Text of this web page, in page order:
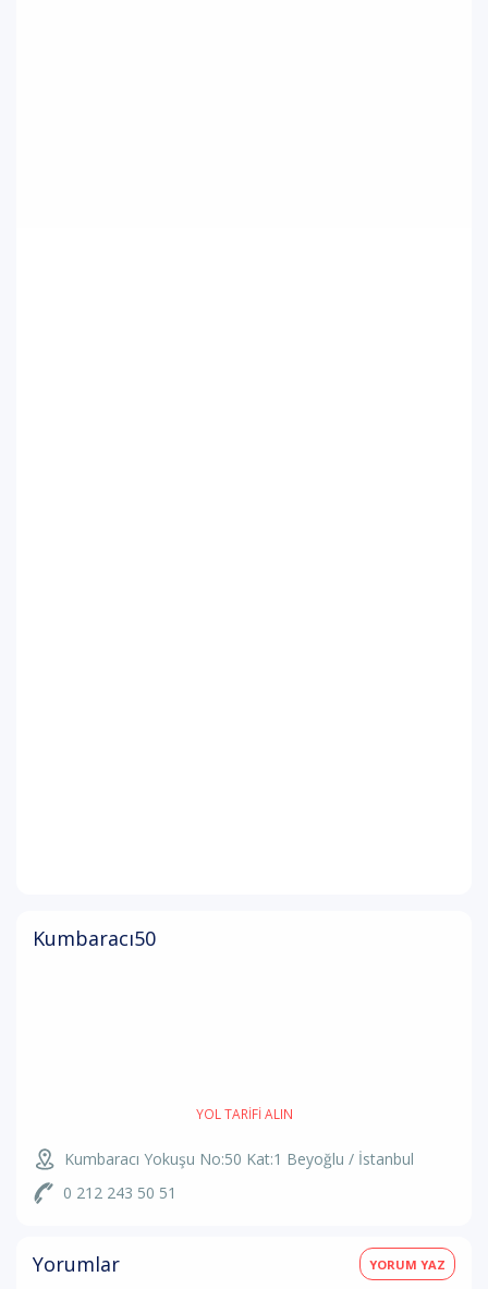
Kumbaracı50
YOL TARIFI ALIN
Kumbaracı Yokuşu No:50 Kat:1 Beyoğlu / İstanbul
0 212 243 50 51
Yorumlar YORUM YAZ